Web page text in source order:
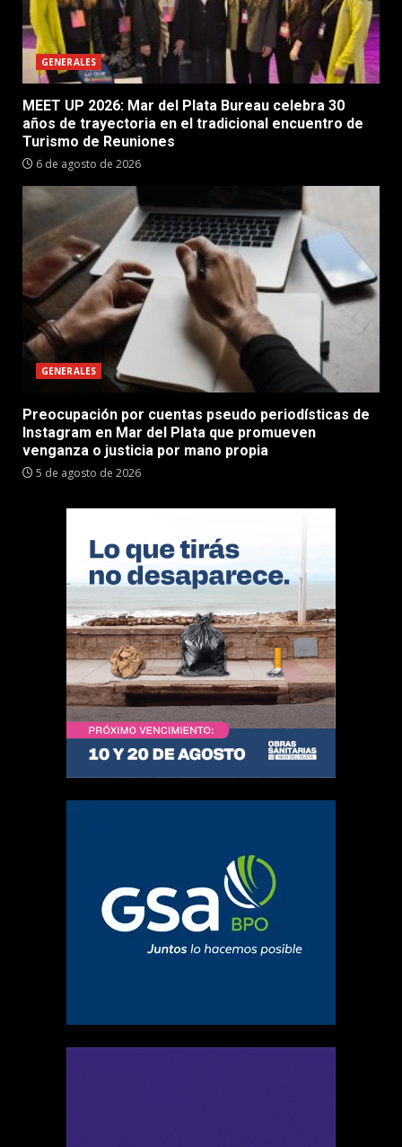
GENERALES
MEET UP 2026: Mar del Plata Bureau celebra 30
años de trayectoria en el tradicional encuentro de
Turismo de Reuniones
6 de agosto de 2026
GENERALES
Preocupación por cuentas pseudo periodísticas de
Instagram en Mar del Plata que promueven
venganza o justicia por mano propia
5 de agosto de 2026